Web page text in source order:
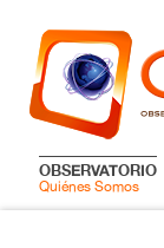
OBSERVATORIO
Quiénes Somos